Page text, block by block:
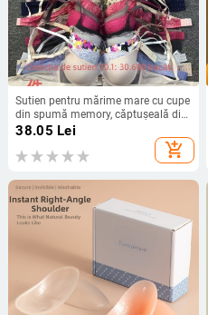
Sutien pentru mărime mare cu cupe
din spumă memory, căptușeală din
bumbac, material nylon, bretele
reglabile, închidere spate cu patru
rânduri de cârlige
38.05 Lei
add_shopping_cart